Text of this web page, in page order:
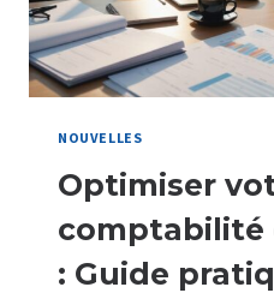
NOUVELLES
Optimiser
comptabilité
: Guide